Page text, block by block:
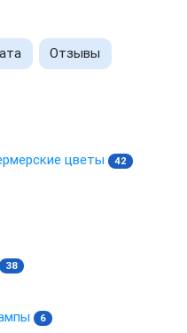
Отзывы
цветы 42
38
6